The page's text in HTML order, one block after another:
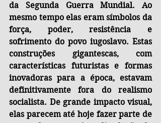
da Segunda Guerra Mundial. Ao
mesmo tempo elas eram símbolos da
força, poder, resistência e
sofrimento do povo iugoslavo. Estas
construções gigantescas, com
características futuristas e formas
inovadoras para a época, estavam
definitivamente fora do realismo
socialista. De grande impacto visual,
elas parecem até hoje fazer parte de